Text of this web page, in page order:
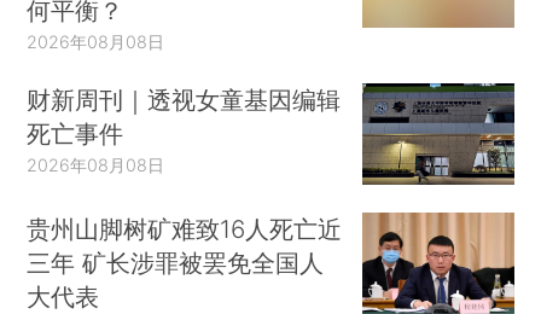
何平衡？
2026年08月08日
财新周刊｜透视女童基因编辑
死亡事件
2026年08月08日
贵州山脚树矿难致16人死亡近
三年 矿长涉罪被罢免全国人
大代表